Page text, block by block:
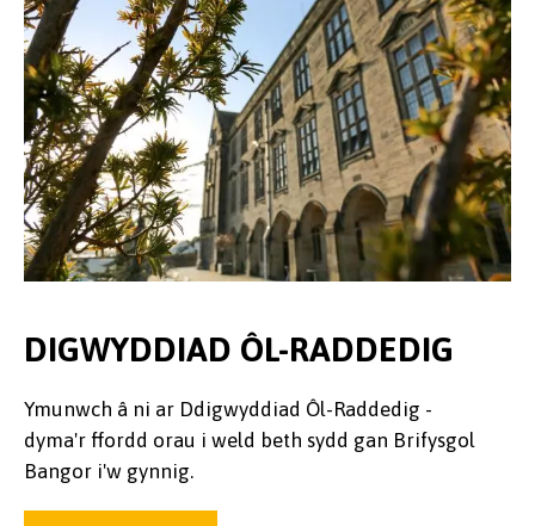
DIGWYDDIAD ÔL-RADDEDIG
Ymunwch â ni ar Ddigwyddiad Ôl-Raddedig -
dyma'r ffordd orau i weld beth sydd gan Brifysgol
Bangor i'w gynnig.